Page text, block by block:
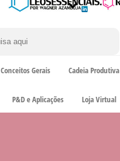
Conceitos Gerais Cadeia Produtiva
P&D e Aplicações Loja Virtual